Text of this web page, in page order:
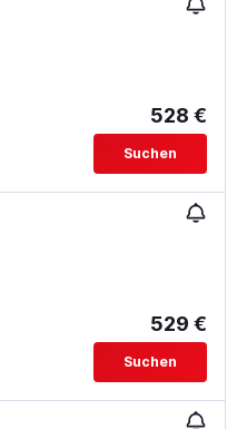
528 €
Suchen
529 €
Suchen